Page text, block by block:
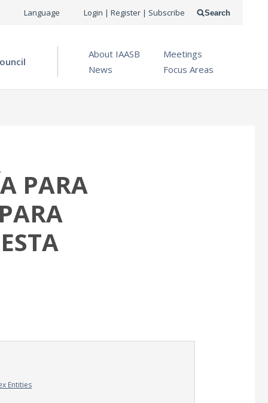
Language
USER
MENU
Login | Register | Subscribe
About IAASB
Meetings
News
Focus Areas
Search
PARA
Entities